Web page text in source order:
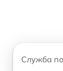
Служба